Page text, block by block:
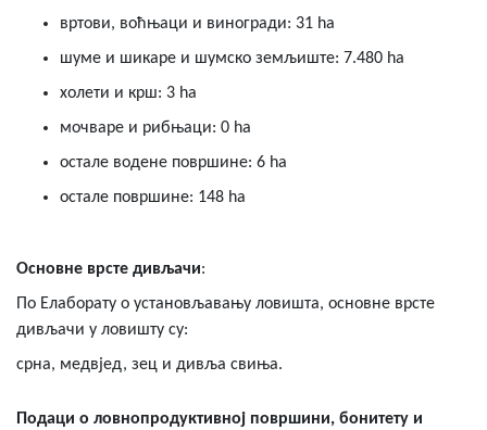
вртови, воћњаци и виногради: 31 ha
шуме и шикаре и шумско земљиште: 7.480 ha
холети и крш: 3 ha
мочваре и рибњаци: 0 hа
остале водене површине: 6 hа
остале површине: 148 hа
Основне врсте дивљачи:
По Елаборату о установљавању ловишта, основне врсте
дивљачи у ловишту су:
срна, медвјед, зец и дивља свиња.
Подаци о ловнопродуктивној површини, бонитету и